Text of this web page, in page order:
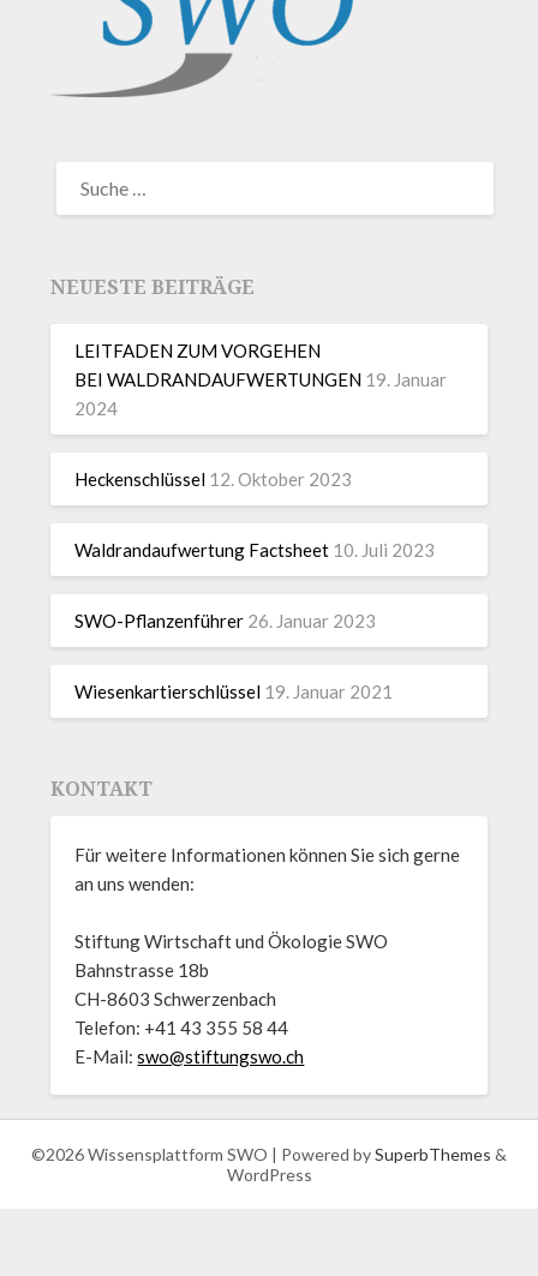
NEUESTE BEITRÄGE
LEITFADEN ZUM VORGEHEN
BEI WALDRANDAUFWERTUNGEN 19. Januar
2024
Heckenschlüssel 12. Oktober 2023
Waldrandaufwertung Factsheet 10. Juli 2023
SWO-Pflanzenführer 26. Januar 2023
Wiesenkartierschlüssel 19. Januar 2021
KONTAKT
Für weitere Informationen können Sie sich gerne
an uns wenden:
Stiftung Wirtschaft und Ökologie SWO
Bahnstrasse 18b
CH-8603 Schwerzenbach
Telefon: +41 43 355 58 44
E-Mail:swo@stiftungswo.ch
©2026 Wissensplattform SWO | Powered bySuperbThemes &
WordPress